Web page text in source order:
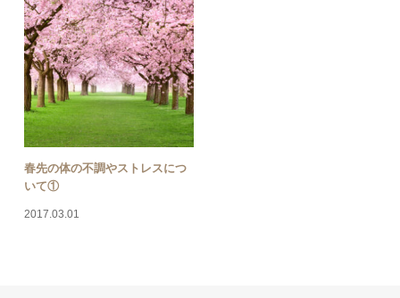
春先の体の不調やストレスにつ
いて①
2017.03.01